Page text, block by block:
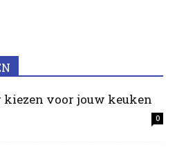
kiezen voor jouw keuken
0